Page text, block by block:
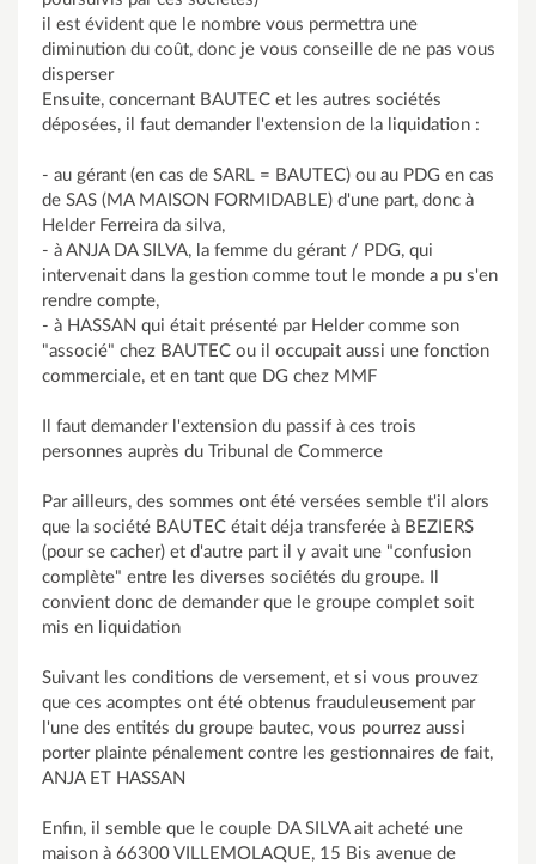
il est évident que le nombre vous permettra une
diminution du coût, donc je vous conseille de ne pas vous
disperser
Ensuite, concernant BAUTEC et les autres sociétés
déposées, il faut demander l'extension de la liquidation :
- au gérant (en cas de SARL = BAUTEC) ou au PDG en cas
de SAS (MA MAISON FORMIDABLE) d'une part, donc à
Helder Ferreira da silva,
- à ANJA DA SILVA, la femme du gérant / PDG, qui
intervenait dans la gestion comme tout le monde a pu s'en
rendre compte,
- à HASSAN qui était présenté par Helder comme son
"associé" chez BAUTEC ou il occupait aussi une fonction
commerciale, et en tant que DG chez MMF
Il faut demander l'extension du passif à ces trois
personnes auprès du Tribunal de Commerce
Par ailleurs, des sommes ont été versées semble t'il alors
que la société BAUTEC était déja transferée à BEZIERS
(pour se cacher) et d'autre part il y avait une "confusion
complète" entre les diverses sociétés du groupe. Il
convient donc de demander que le groupe complet soit
mis en liquidation
Suivant les conditions de versement, et si vous prouvez
que ces acomptes ont été obtenus frauduleusement par
l'une des entités du groupe bautec, vous pourrez aussi
porter plainte pénalement contre les gestionnaires de fait,
ANJA ET HASSAN
Enfin, il semble que le couple DA SILVA ait acheté une
maison à 66300 VILLEMOLAQUE, 15 Bis avenue de